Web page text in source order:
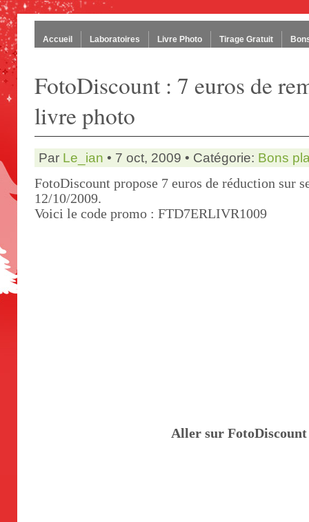
Accueil Laboratoires Livre Photo Tirage Gratuit
FotoDiscount : 7 euros de
livre photo
Par Le_ian • 7 oct, 2009 • Catégorie: Bons
FotoDiscount propose 7 euros de réduction sur
12/10/2009.
Voici le code promo : FTD7ERLIVR1009
Aller sur